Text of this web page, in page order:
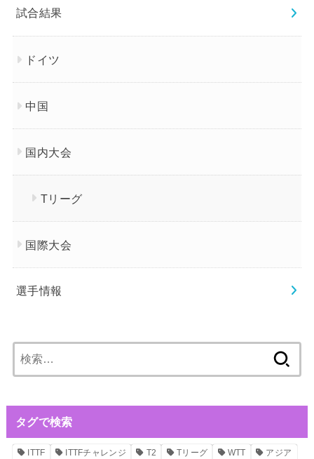
試合結果
ドイツ
中国
国内大会
Tリーグ
国際大会
選手情報
索:
タグで検索
ITTF ITTFチャレンジ T2 Tリーグ WTT
アジア